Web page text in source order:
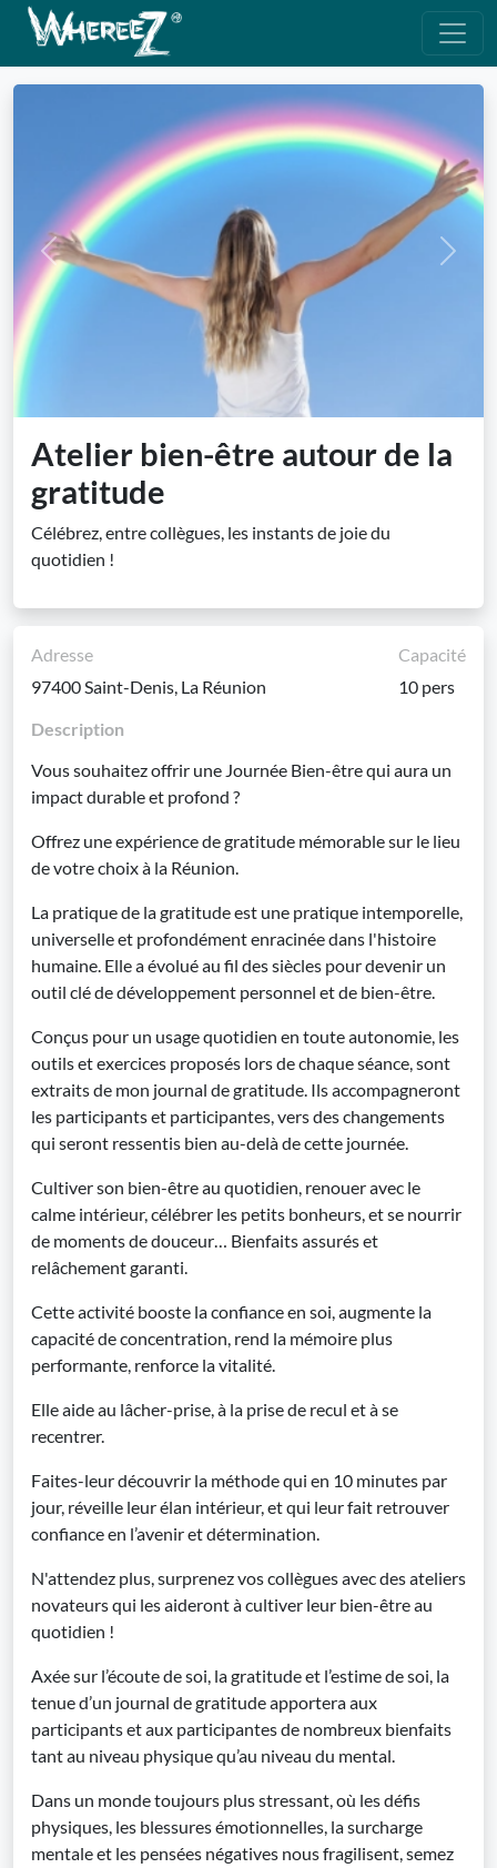
Previous Next
Atelier bien-être autour de la
gratitude
Célébrez, entre collègues, les instants de joie du
quotidien !
Adresse
97400 Saint-Denis, La Réunion
Capacité
10 pers
Description
Vous souhaitez offrir une Journée Bien-être qui aura un
impact durable et profond ?
Offrez une expérience de gratitude mémorable sur le lieu
de votre choix à la Réunion.
La pratique de la gratitude est une pratique intemporelle,
universelle et profondément enracinée dans l'histoire
humaine. Elle a évolué au fil des siècles pour devenir un
outil clé de développement personnel et de bien-être.
Conçus pour un usage quotidien en toute autonomie, les
outils et exercices proposés lors de chaque séance, sont
extraits de mon journal de gratitude. Ils accompagneront
les participants et participantes, vers des changements
qui seront ressentis bien au-delà de cette journée.
Cultiver son bien-être au quotidien, renouer avec le
calme intérieur, célébrer les petits bonheurs, et se nourrir
de moments de douceur… Bienfaits assurés et
relâchement garanti.
Cette activité booste la confiance en soi, augmente la
capacité de concentration, rend la mémoire plus
performante, renforce la vitalité.
Elle aide au lâcher-prise, à la prise de recul et à se
recentrer.
Faites-leur découvrir la méthode qui en 10 minutes par
jour, réveille leur élan intérieur, et qui leur fait retrouver
confiance en l’avenir et détermination.
N'attendez plus, surprenez vos collègues avec des ateliers
novateurs qui les aideront à cultiver leur bien-être au
quotidien !
Axée sur l’écoute de soi, la gratitude et l’estime de soi, la
tenue d’un journal de gratitude apportera aux
participants et aux participantes de nombreux bienfaits
tant au niveau physique qu’au niveau du mental.
Dans un monde toujours plus stressant, où les défis
physiques, les blessures émotionnelles, la surcharge
mentale et les pensées négatives nous fragilisent, semez